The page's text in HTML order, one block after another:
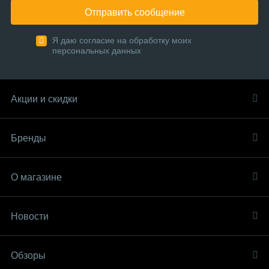
Отправить сообщение
Я даю согласие на обработку моих
персональных данных
Акции и скидки
Бренды
О магазине
Новости
Обзоры